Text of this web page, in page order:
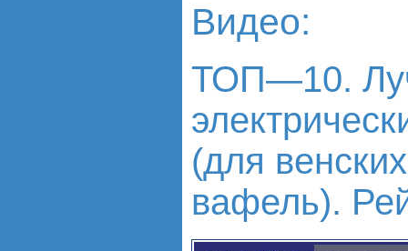
Видео:
ТОП—10.
(для
вафель).